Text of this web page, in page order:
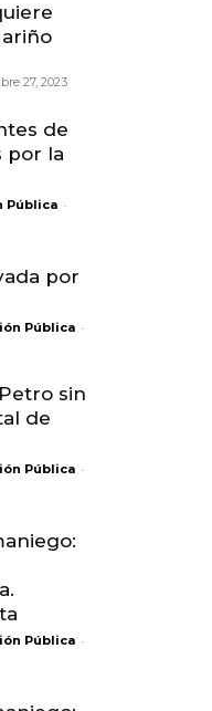
27, 2023
de
por la
Pública -
por
Pública -
sin
de
Pública -
Pública -